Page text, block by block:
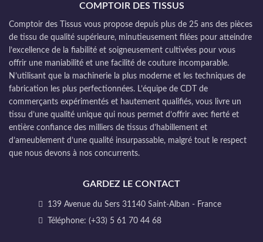
COMPTOIR DES TISSUS
Comptoir des Tissus vous propose depuis plus de 25 ans des pièces
de tissu de qualité supérieure, minutieusement filées pour atteindre
l’excellence de la fiabilité et soigneusement cultivées pour vous
offrir une maniabilité et une facilité de couture incomparable.
N’utilisant que la machinerie la plus moderne et les techniques de
fabrication les plus perfectionnées. L’équipe de CDT de
commerçants expérimentés et hautement qualifiés, vous livre un
tissu d’une qualité unique qui nous permet d’offrir avec fierté et
entière confiance des milliers de tissus d’habillement et
d’ameublement d’une qualité insurpassable, malgré tout le respect
que nous devons à nos concurrents.
GARDEZ LE CONTACT
139 Avenue du Sers 31140 Saint-Alban - France
Téléphone: (+33) 5 61 70 44 68